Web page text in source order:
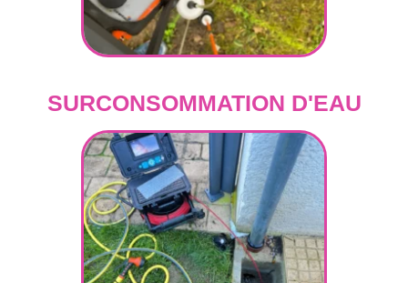
SURCONSOMMATION D'EAU